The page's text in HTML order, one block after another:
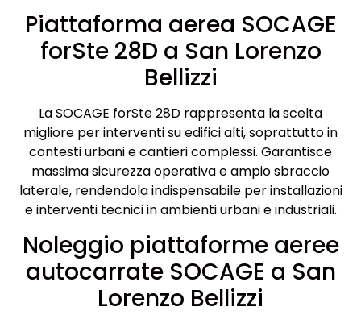
Piattaforma aerea SOCAGE
forSte 28D a San Lorenzo
Bellizzi
La SOCAGE forSte 28D rappresenta la scelta
migliore per interventi su edifici alti, soprattutto in
contesti urbani e cantieri complessi. Garantisce
massima sicurezza operativa e ampio sbraccio
laterale, rendendola indispensabile per installazioni
e interventi tecnici in ambienti urbani e industriali.
Noleggio piattaforme aeree
autocarrate SOCAGE a San
Lorenzo Bellizzi